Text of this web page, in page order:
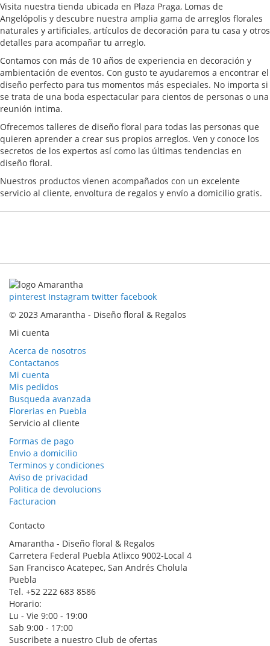
Visita nuestra tienda ubicada en Plaza Praga, Lomas de
Angelópolis y descubre nuestra amplia gama de arreglos florales
naturales y artificiales, artículos de decoración para tu casa y otros
detalles para acompañar tu arreglo.
Contamos con más de 10 años de experiencia en decoración y
ambientación de eventos. Con gusto te ayudaremos a encontrar el
diseño perfecto para tus momentos más especiales. No importa si
se trata de una boda espectacular para cientos de personas o una
reunión intima.
Ofrecemos talleres de diseño floral para todas las personas que
quieren aprender a crear sus propios arreglos. Ven y conoce los
secretos de los expertos así como las últimas tendencias en
diseño floral.
Nuestros productos vienen acompañados con un excelente
servicio al cliente, envoltura de regalos y envío a domicilio gratis.
pinterest Instagram twitter facebook
© 2023 Amarantha - Diseño floral & Regalos
Mi cuenta
Acerca de nosotros
Contactanos
Mi cuenta
Mis pedidos
Busqueda avanzada
Florerias en Puebla
Servicio al cliente
Formas de pago
Envio a domicilio
Terminos y condiciones
Aviso de privacidad
Politica de devolucions
Facturacion
Contacto
Amarantha - Diseño floral & Regalos
Carretera Federal Puebla Atlixco 9002-Local 4
San Francisco Acatepec, San Andrés Cholula
Puebla
Tel. +52 222 683 8586
Horario:
Lu - Vie 9:00 - 19:00
Sab 9:00 - 17:00
Suscribete a nuestro Club de ofertas